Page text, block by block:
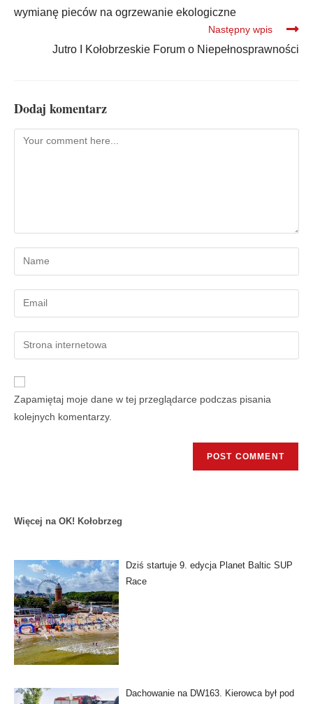
wymianę pieców na ogrzewanie ekologiczne
Następny wpis
Jutro I Kołobrzeskie Forum o Niepełnosprawności
Dodaj komentarz
Zapamiętaj moje dane w tej przeglądarce podczas pisania
kolejnych komentarzy.
Więcej na OK! Kołobrzeg
Dziś startuje 9. edycja Planet Baltic SUP
Race
Dachowanie na DW163. Kierowca był pod